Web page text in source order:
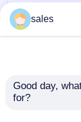
Dispositivo
della cannula
sales
Good day,
for?